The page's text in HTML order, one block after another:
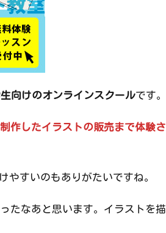
向けのオンラインスクールです。
制作したイラストの販売まで体験さ
やすいのもありがたいですね。
たなあと思います。イラストを描